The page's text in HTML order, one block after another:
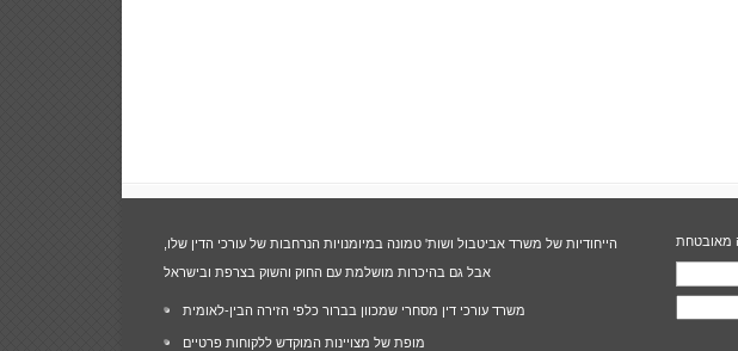
הייחודיות של משרד אביטבול ושות' טמונה במיומנויות הנרחבות של עורכי הדין שלו,
אבל גם בהיכרות מושלמת עם החוק והשוק בצרפת ובישראל
משרד עורכי דין מסחרי שמכוון בברור כלפי הזירה הבין-לאומית
מופת של מצויינות המוקדש ללקוחות פרטיים
מאובטחת